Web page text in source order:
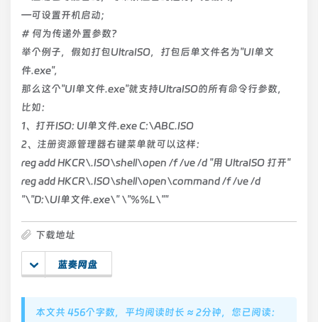
—可设置开机启动；
# 何为传递外置参数？
举个例子，假如打包UltraISO，打包后单文件名为"UI单文
件.exe",
那么这个"UI单文件.exe"就支持UltraISO的所有命令行参数，
比如：
1、打开ISO: UI单文件.exe C:\ABC.ISO
2、注册资源管理器右键菜单就可以这样：
reg add HKCR\.ISO\shell\open /f /ve /d "用 UltraISO 打开"
reg add HKCR\.ISO\shell\open\command /f /ve /d
"\"D:\UI单文件.exe\" \"%%L\""
下载地址
蓝奏网盘
本文共 456个字数，平均阅读时长 ≈ 2分钟，您已阅读：